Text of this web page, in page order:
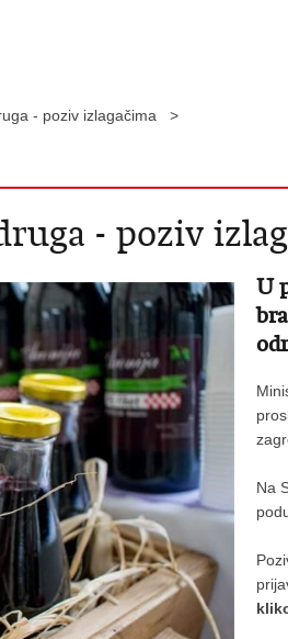
- poziv izlagačima >
- poziv
U
Na